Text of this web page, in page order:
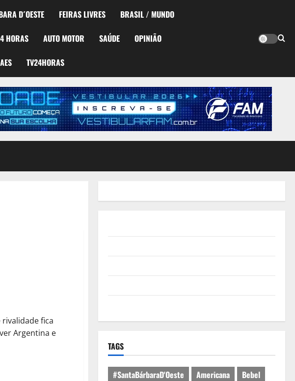
D´OESTE FEIRAS LIVRES BRASIL / MUNDO
HORAS AUTO MOTOR SAÚDE OPINIÃO
TV24HORAS
fica
Argentina e
TAGS
#SantaBárbaraD'Oeste Americana
Bebel